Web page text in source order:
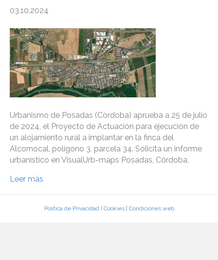
03.10.2024
Urbanismo de Posadas (Córdoba) aprueba a 25 de julio
de 2024, el Proyecto de Actuación para ejecución de
un alojamiento rural a implantar en la finca del
Alcornocal, polígono 3, parcela 34. Solicita un informe
urbanístico en VisualUrb-maps Posadas, Córdoba.
Leer más
Política de Privacidad| Cookies| Condiciones web